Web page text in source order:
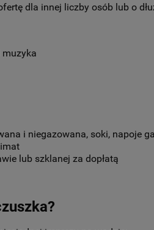
dla innej liczby osób lub o
i niegazowana, soki, napoje
lub szklanej za dopłatą